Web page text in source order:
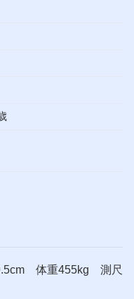
体重455kg 測尺